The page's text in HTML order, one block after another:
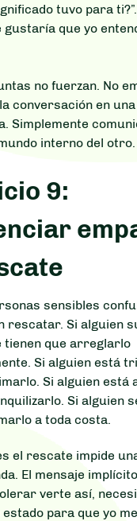
tuvo para ti?”.
gustaría que yo
no fuerzan. No
conversación en
Simplemente
interno del otro.
9:
sensibles
rescatar. Si alguien
tienen que arreglarlo
Si alguien está
Si alguien está
Si alguien
a toda costa.
el rescate impide
El mensaje
verte así,
para que yo me